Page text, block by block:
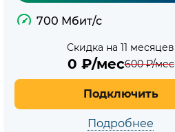
700 Мбит/с
Скидка на 11 месяцев
0 ₽/мес600₽/мес
Подключить
Подробнее